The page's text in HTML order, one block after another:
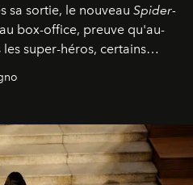
sa sortie, le nouveau Spider-
box-office, preuve qu'au-
super-héros, certains